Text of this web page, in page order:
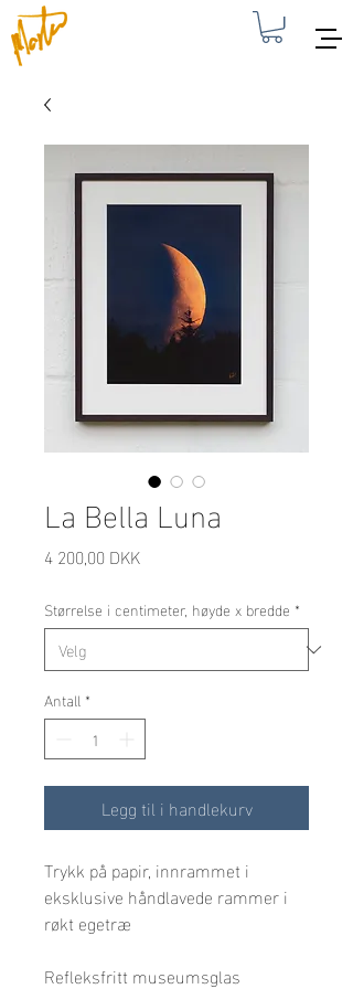
La Bella Luna
4 200,00 DKKPris
Størrelse i centimeter, høyde x bredde *
Antall *
Legg til i handlekurv
Trykk på papir, innrammet i
eksklusive håndlavede rammer i
røkt egetræ
Refleksfritt museumsglas